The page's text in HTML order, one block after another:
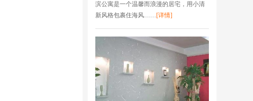
滨公寓是一个温馨而浪漫的居宅，用小清
新风格包裹住海风……[详情]